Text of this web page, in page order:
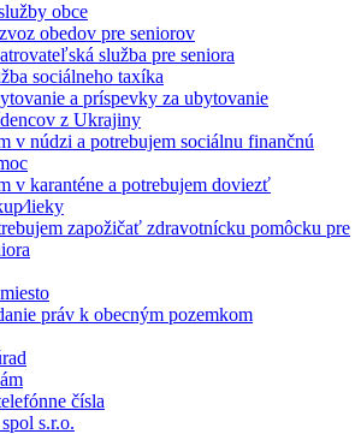
obce
obedov pre seniorov
služba pre seniora
sociálneho taxíka
a príspevky za ubytovanie
z Ukrajiny
v núdzi a potrebujem sociálnu finančnú
v karanténe a potrebujem doviezť
zapožičať zdravotnícku pomôcku pre
práv k obecným pozemkom
čísla
s.r.o.